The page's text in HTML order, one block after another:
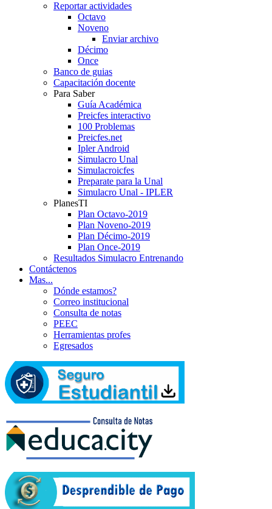
Reportar actividades
Octavo
Noveno
Enviar archivo
Décimo
Once
Banco de guias
Capacitación docente
Para Saber
Guía Académica
Preicfes interactivo
100 Problemas
Preicfes.net
Ipler Android
Simulacro Unal
Simulacroicfes
Preparate para la Unal
Simulacro Unal - IPLER
PlanesTI
Plan Octavo-2019
Plan Noveno-2019
Plan Décimo-2019
Plan Once-2019
Resultados Simulacro Entrenando
Contáctenos
Mas...
Dónde estamos?
Correo institucional
Consulta de notas
PEEC
Herramientas profes
Egresados